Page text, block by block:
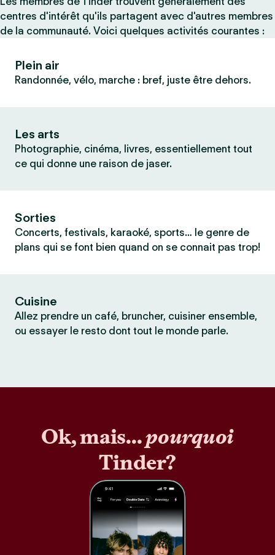
centres d'intérêt qu'ils partagent avec d'autres membres
de la communauté. Voici quelques activités courantes :
Plein air
Randonnée, vélo, marche : bref, juste être dehors.
Les arts
Photographie, cinéma, livres, essentiellement tout
ce qui donne une raison de jaser.
Sorties
Concerts, festivals, karaoké, sports… le genre de
plans qui se font bien quand on se connait pas trop!
Cuisine
Allez prendre un café, bruncher, cuisiner ensemble,
ou essayer le resto dont tout le monde parle.
Ok, mais...pourquoi
Tinder?